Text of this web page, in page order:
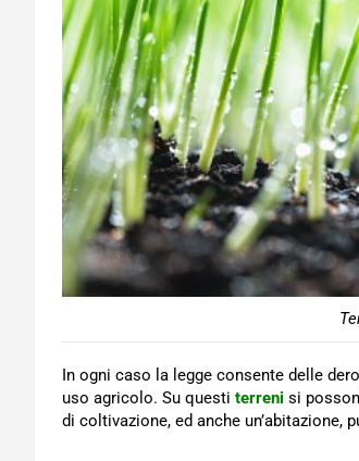
In ogni caso la legge consente delle
uso agricolo. Su questi terreni si
di coltivazione, ed anche un’abitazione,